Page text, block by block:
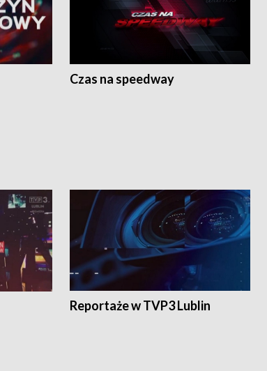
Czas na speedway
Reportaże w TVP3 Lublin